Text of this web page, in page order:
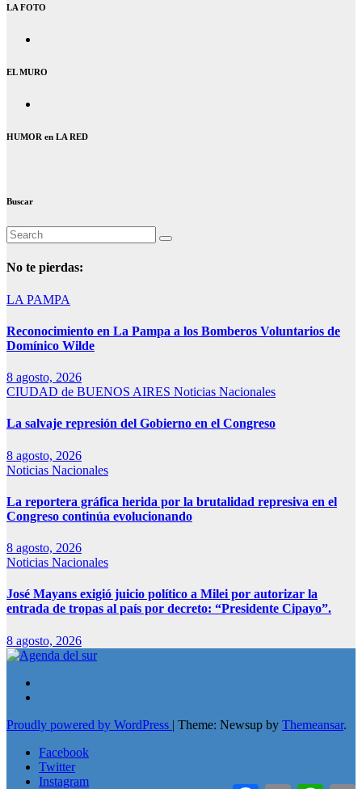
LA FOTO
EL MURO
HUMOR en LA RED
Buscar
No te pierdas:
LA PAMPA
Reconocimiento en La Pampa a los Bomberos Voluntarios de
Domínico Wilde
8 agosto, 2026
CIUDAD de BUENOS AIRES Noticias Nacionales
La salvaje represión del Gobierno en el Congreso
8 agosto, 2026
Noticias Nacionales
La reportera gráfica herida por la brutalidad represiva en el
Congreso continúa evolucionando
8 agosto, 2026
Noticias Nacionales
José Mayans exigió juicio político a Milei por autorizar la
entrada de tropas al país por decreto: “Presidente Cipayo”.
8 agosto, 2026
Proudly powered by WordPress | Theme: Newsup by Themeansar.
Facebook
Twitter
Instagram